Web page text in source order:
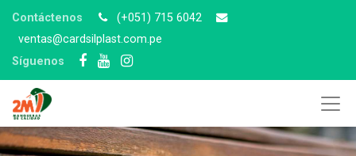
Contáctenos
(+051) 715 6042
ventas@cardsilplast.com.pe
Síguenos